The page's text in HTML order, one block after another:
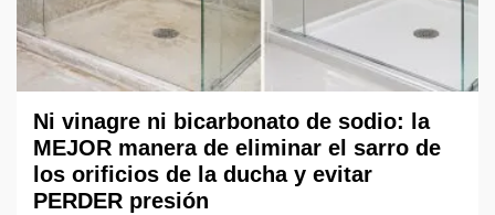
Ni vinagre ni bicarbonato de sodio: la
MEJOR manera de eliminar el sarro de
los orificios de la ducha y evitar
PERDER presión